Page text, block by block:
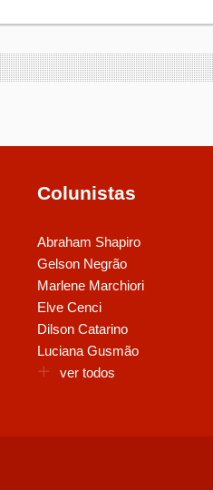
Colunistas
Abraham Shapiro
Gelson Negrão
Marlene Marchiori
Elve Cenci
Dilson Catarino
Luciana Gusmão
ver todos